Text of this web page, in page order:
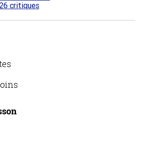
critiques